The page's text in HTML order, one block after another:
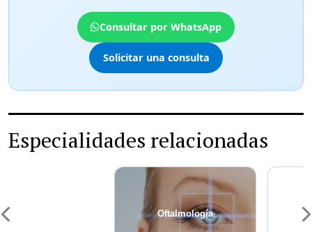
Consultar por WhatsApp
Solicitar una consulta
Especialidades relacionadas
Trabeculectomía